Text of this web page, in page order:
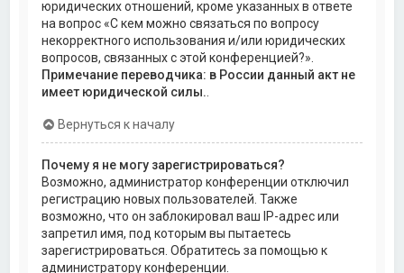
юридических отношений, кроме указанных в ответе
на вопрос «С кем можно связаться по вопросу
некорректного использования и/или юридических
вопросов, связанных с этой конференцией?».
Примечание переводчика: в России данный акт не
имеет юридической силы.
Вернуться к началу
Почему я не могу зарегистрироваться?
Возможно, администратор конференции отключил
регистрацию новых пользователей. Также
возможно, что он заблокировал ваш IP-адрес или
запретил имя, под которым вы пытаетесь
зарегистрироваться. Обратитесь за помощью к
администратору конференции.